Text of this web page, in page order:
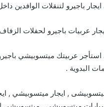
ايجار باجيرو لتنقلات
عربيات باجيرو لحفلات
استأجر عربيتك ميتسوبيشي
البدوية .
, ايجار ميتسوبيشي ,